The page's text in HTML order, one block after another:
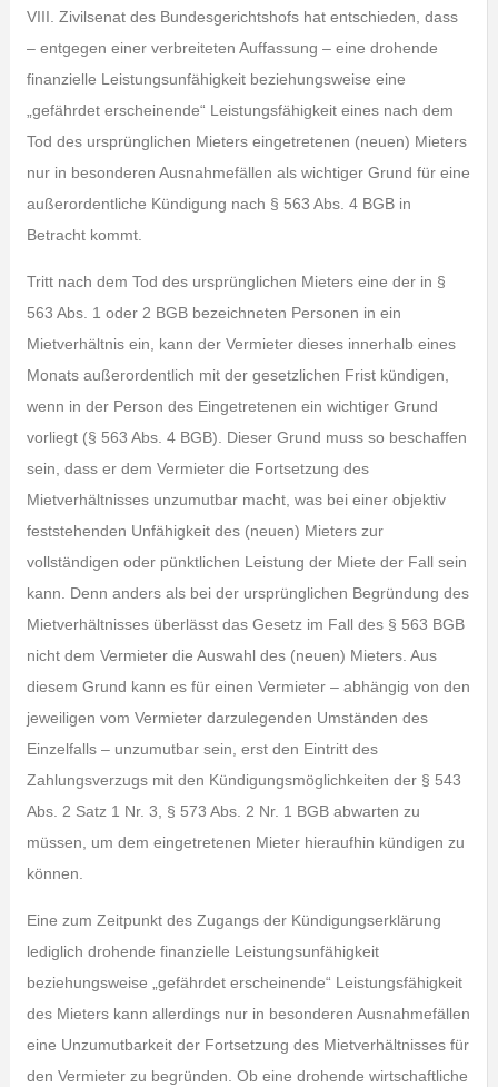
VIII. Zivilsenat des Bundesgerichtshofs hat entschieden, dass
– entgegen einer verbreiteten Auffassung – eine drohende
finanzielle Leistungsunfähigkeit beziehungsweise eine
„gefährdet erscheinende“ Leistungsfähigkeit eines nach dem
Tod des ursprünglichen Mieters eingetretenen (neuen) Mieters
nur in besonderen Ausnahmefällen als wichtiger Grund für eine
außerordentliche Kündigung nach § 563 Abs. 4 BGB in
Betracht kommt.
Tritt nach dem Tod des ursprünglichen Mieters eine der in §
563 Abs. 1 oder 2 BGB bezeichneten Personen in ein
Mietverhältnis ein, kann der Vermieter dieses innerhalb eines
Monats außerordentlich mit der gesetzlichen Frist kündigen,
wenn in der Person des Eingetretenen ein wichtiger Grund
vorliegt (§ 563 Abs. 4 BGB). Dieser Grund muss so beschaffen
sein, dass er dem Vermieter die Fortsetzung des
Mietverhältnisses unzumutbar macht, was bei einer objektiv
feststehenden Unfähigkeit des (neuen) Mieters zur
vollständigen oder pünktlichen Leistung der Miete der Fall sein
kann. Denn anders als bei der ursprünglichen Begründung des
Mietverhältnisses überlässt das Gesetz im Fall des § 563 BGB
nicht dem Vermieter die Auswahl des (neuen) Mieters. Aus
diesem Grund kann es für einen Vermieter – abhängig von den
jeweiligen vom Vermieter darzulegenden Umständen des
Einzelfalls – unzumutbar sein, erst den Eintritt des
Zahlungsverzugs mit den Kündigungsmöglichkeiten der § 543
Abs. 2 Satz 1 Nr. 3, § 573 Abs. 2 Nr. 1 BGB abwarten zu
müssen, um dem eingetretenen Mieter hieraufhin kündigen zu
können.
Eine zum Zeitpunkt des Zugangs der Kündigungserklärung
lediglich drohende finanzielle Leistungsunfähigkeit
beziehungsweise „gefährdet erscheinende“ Leistungsfähigkeit
des Mieters kann allerdings nur in besonderen Ausnahmefällen
eine Unzumutbarkeit der Fortsetzung des Mietverhältnisses für
den Vermieter zu begründen. Ob eine drohende wirtschaftliche